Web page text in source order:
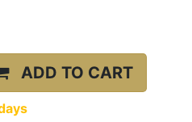
ADD TO CART